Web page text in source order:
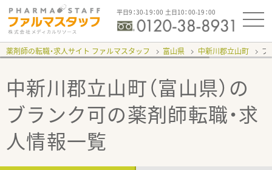
平日9：30-19：00 土日10：00-19：00
薬剤師の転職・求人サイト ファルマスタッフ 富山県 中新川郡立山町 ブ
中新川郡立山町（富山県）の
ブランク可の薬剤師転職・求
人情報一覧